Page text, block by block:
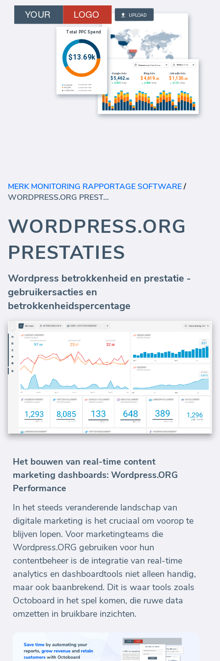
MERK MONITORING RAPPORTAGE SOFTWARE/
WORDPRESS.ORG PRESTATIES
WORDPRESS.ORG
PRESTATIES
Wordpress betrokkenheid en prestatie -
gebruikersacties en
betrokkenheidspercentage
Het bouwen van real-time content
marketing dashboards: Wordpress.ORG
Performance
In het steeds veranderende landschap van
digitale marketing is het cruciaal om voorop te
blijven lopen. Voor marketingteams die
Wordpress.ORG gebruiken voor hun
contentbeheer is de integratie van real-time
analytics en dashboardtools niet alleen handig,
maar ook baanbrekend. Dit is waar tools zoals
Octoboard in het spel komen, die ruwe data
omzetten in bruikbare inzichten.